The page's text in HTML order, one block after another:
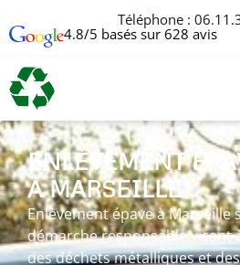
Téléphone :
4.8/5 basés sur 628 avis
ENLÈVEMENT
À MARSEILLE
Enlèvement épave à Marseille
démarche responsable visant
des déchets métalliques et